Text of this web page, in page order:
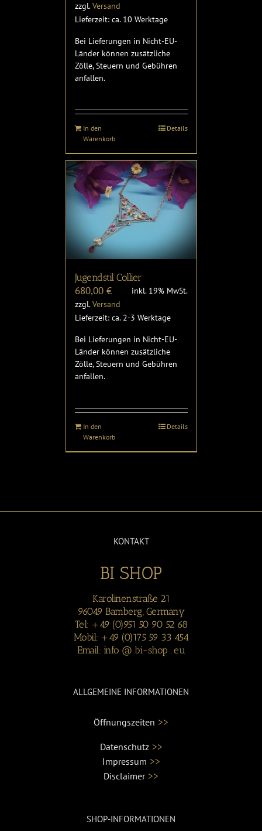
zzgl.Versand
Lieferzeit: ca. 10 Werktage
Bei Lieferungen in Nicht-EU-
Länder können zusätzliche
Zölle, Steuern und Gebühren
anfallen.
In den
Warenkorb
Details
Jugendstil Collier
680,00 €
inkl. 19% MwSt.
zzgl.Versand
Lieferzeit: ca. 2-3 Werktage
Bei Lieferungen in Nicht-EU-
Länder können zusätzliche
Zölle, Steuern und Gebühren
anfallen.
In den
Warenkorb
Details
KONTAKT
BI SHOP
Karolinenstraße 21
96049 Bamberg, Germany
Tel: +49 (0)951 50 90 52 68
Mobil: +49 (0)175 59 33 454
Email: info @ bi-shop . eu
ALLGEMEINE INFORMATIONEN
Öffnungszeiten >>
Datenschutz >>
Impressum >>
Disclaimer >>
SHOP-INFORMATIONEN